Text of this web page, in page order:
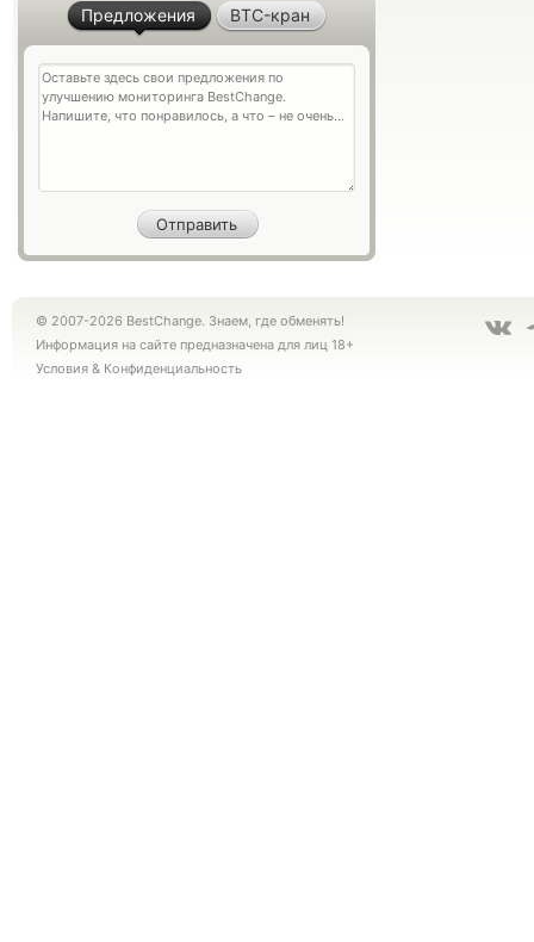
Предложения BTC-кран
© 2007-2026 BestChange. Знаем, где обменять!
Информация на сайте предназначена для лиц 18+
Условия & Конфиденциальность